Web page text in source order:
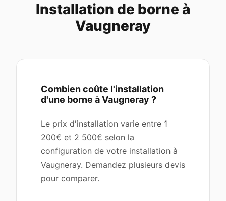
Installation de borne à
Vaugneray
Combien coûte l'installation
d'une borne à Vaugneray ?
Le prix d'installation varie entre 1
200€ et 2 500€ selon la
configuration de votre installation à
Vaugneray. Demandez plusieurs devis
pour comparer.